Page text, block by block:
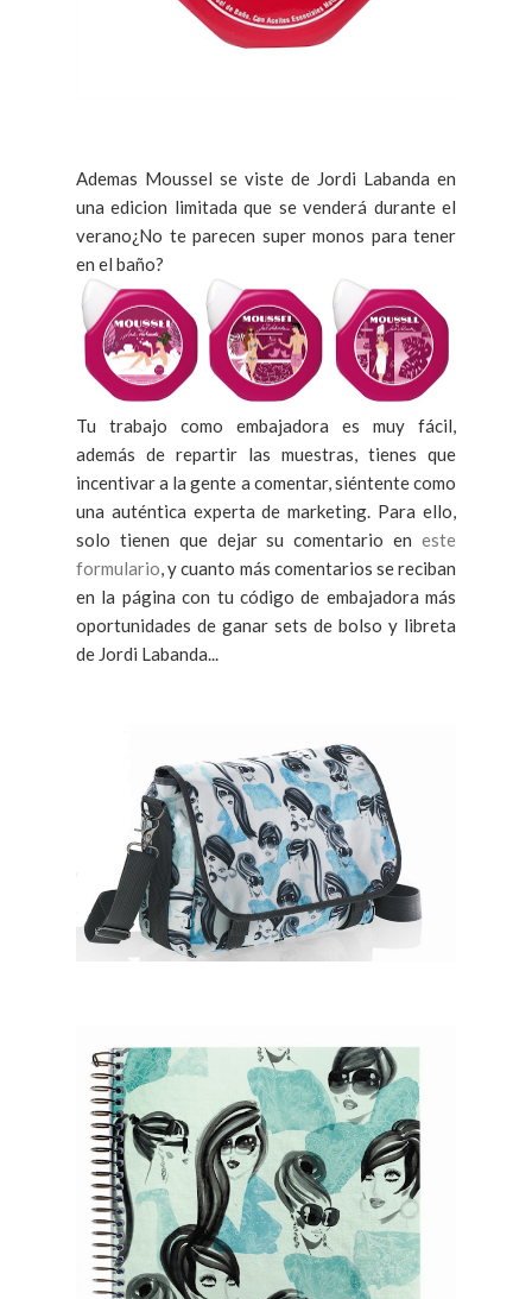
Ademas Moussel se viste de Jordi Labanda en
una edicion limitada que se venderá durante el
verano¿No te parecen super monos para tener
en el baño?
Tu trabajo como embajadora es muy fácil,
además de repartir las muestras, tienes que
incentivar a la gente a comentar, siéntente como
una auténtica experta de marketing. Para ello,
solo tienen que dejar su comentario en este
formulario,y cuanto más comentarios se reciban
en la página con tu código de embajadora más
oportunidades de ganar sets de bolso y libreta
de Jordi Labanda...